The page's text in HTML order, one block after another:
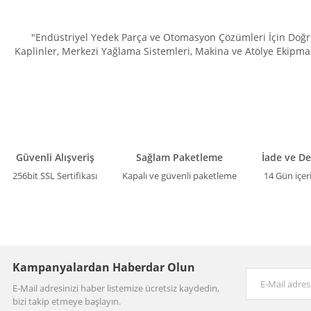
"Endüstriyel Yedek Parça ve Otomasyon Çözümleri İçin
Kaplinler, Merkezi Yağlama Sistemleri, Makina ve Atölye
Güvenli Alışveriş
256bit SSL Sertifikası
Sağlam Paketleme
Kapalı ve güvenli paketleme
İade ve
14 Gün
Kampanyalardan Haberdar Olun
E-Mail adresinizi haber listemize ücretsiz kaydedin,
bizi takip etmeye başlayın.